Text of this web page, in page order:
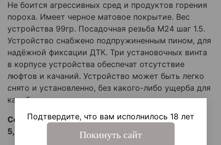
Не боится агрессивных сред и продуктов горения
пороха. Имеет черное матовое покрытие. Вес
устройства 99гр. Посадочная резьба М24 шаг 1.5.
Устройство снабжено подпружиненным пином, для
надёжной фиксации ДТК. Три установочных винта
в корпусе устройства обеспечат отсутствие
люфтов и качаний. Устройство может быть легко
снято и установленно, без какого-либо ущерба для
карабина.
Совместимость:
5,45:
Сайга-МК 5,45 исп. 33
Подтвердите, что вам исполнилось 18 лет
Покинуть сайт